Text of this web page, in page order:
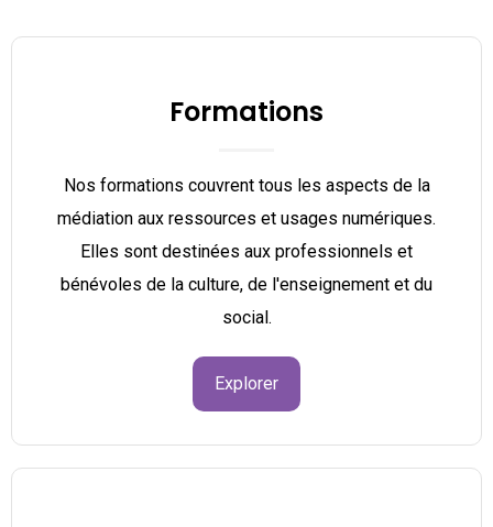
Formations
Nos formations couvrent tous les aspects de la
médiation aux ressources et usages numériques.
Elles sont destinées aux professionnels et
bénévoles de la culture, de l'enseignement et du
social.
Explorer